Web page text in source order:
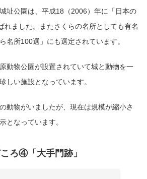
址公園は、平成18（2006）年に「日本の
れました。またさくらの名所としても有名
名所100選」にも選定されています。
動物公園が設置されていて城と動物を一
しい施設となっています。
動物がいましたが、現在は規模が縮小さ
となっています。
ろ④「大手門跡」